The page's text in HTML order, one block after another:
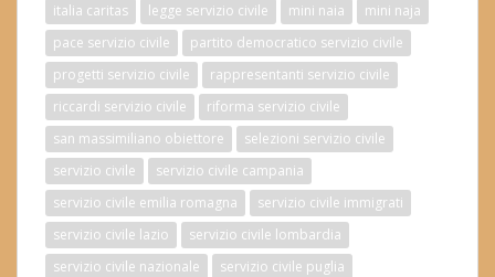
italia caritas
legge servizio civile mini naia
mini naja
pace servizio civile
partito democratico servizio civile
progetti servizio civile
rappresentanti servizio civile
riccardi servizio civile
riforma servizio civile
san massimiliano obiettore
selezioni servizio civile
servizio civile
servizio civile campania
servizio civile emilia romagna
servizio civile immigrati
servizio civile lazio
servizio civile lombardia
servizio civile nazionale
servizio civile puglia